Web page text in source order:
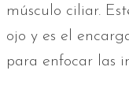
músculo ciliar.
ojo y es el
para enfocar las